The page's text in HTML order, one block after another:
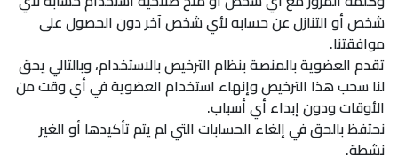
شخص أو التنازل عن حسابه لأي شخص آخر دون الحصول على
موافقتنا.
تقدم العضوية بالمنصة بنظام الترخيص بالاستخدام، وبالتالي يحق
لنا سحب هذا الترخيص وإنهاء استخدام العضوية في أي وقت من
الأوقات ودون إبداء أي أسباب.
نحتفظ بالحق في إلغاء الحسابات التي لم يتم تأكيدها أو الغير
نشطة.